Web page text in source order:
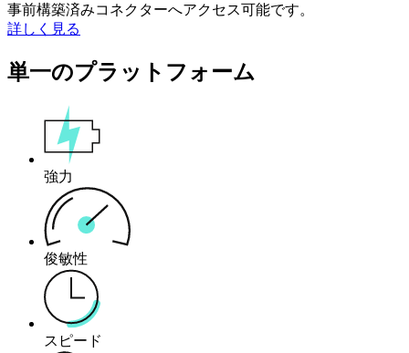
事前構築済みコネクターへアクセス可能です。
詳しく見る
単一のプラットフォーム
強力
俊敏性
スピード